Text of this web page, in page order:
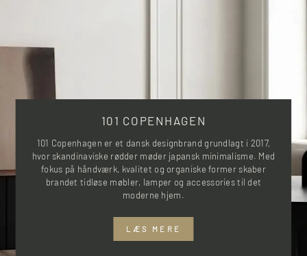
101 COPENHAGEN
101 Copenhagen er et dansk designbrand grundlagt i 2017,
hvor skandinaviske rødder møder japansk minimalisme. Med
fokus på håndværk, kvalitet og organiske former skaber
brandet tidløse møbler, lamper og accessories til det
moderne hjem.
LÆS MERE